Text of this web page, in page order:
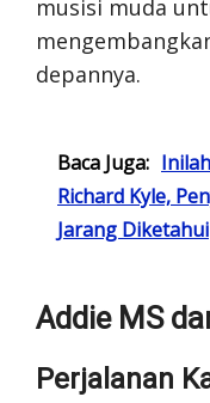
musisi muda
depannya.
Baca Juga:
Richard Kyle,
Jarang Diketahui
Addie MS
Perjalanan